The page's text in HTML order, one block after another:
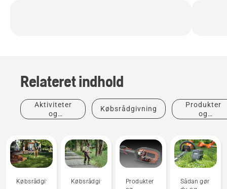
Relateret indhold
Aktiviteter
og
Købsrådgivning
Produkter
og
Købsrådgivning Købsrådgivning
Produkter
Sådan gør